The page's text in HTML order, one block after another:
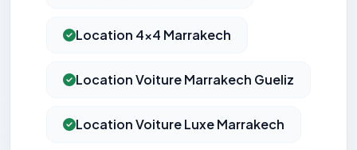
Location 4x4 Marrakech
Location Voiture Marrakech Gueliz
Location Voiture Luxe Marrakech